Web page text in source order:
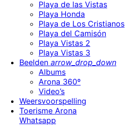
Playa de las Vistas
Playa Honda
Playa de Los Cristianos
Playa del Camisón
Playa Vistas 2
Playa Vistas 3
Beelden arrow_drop_down
Albums
Arona 360º
Video’s
Weersvoorspelling
Toerisme Arona
Whatsapp